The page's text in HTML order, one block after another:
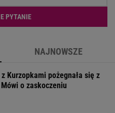
PYTANIE
NAJNOWSZE
Kurzopkami pożegnała się z
o zaskoczeniu